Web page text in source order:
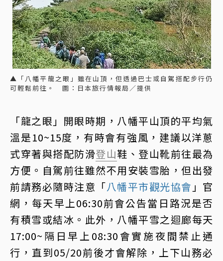
▲「八幡平龍之眼」雖在山頂，但透過巴士或自駕搭配步行仍
可輕鬆前往。 圖：日本旅行情報局／提供
「龍之眼」開眼時期，八幡平山頂的平均氣
溫是10~15度，有時會有強風，建議以洋蔥
式穿著與搭配防滑登山鞋、登山靴前往最為
方便。自駕前往雖然不用安裝雪胎，但出發
前請務必隨時注意「八幡平市觀光協會 」官
網，每天早上06:30前會公告當日路況是否
有積雪或結冰。此外，八幡平雪之迴廊每天
17:00~隔日早上08:30會實施夜間禁止通
行，直到05/20前後才會解除，上下山務必